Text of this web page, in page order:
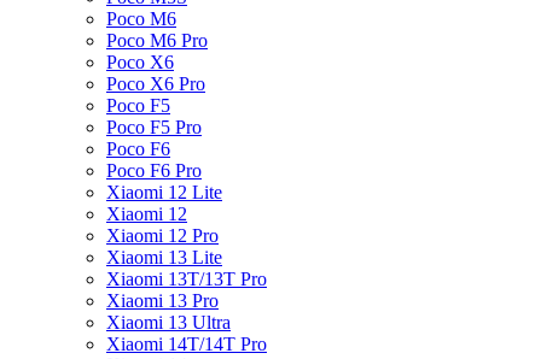
Poco M6
Poco M6 Pro
Poco X6
Poco X6 Pro
Poco F5
Poco F5 Pro
Poco F6
Poco F6 Pro
Xiaomi 12 Lite
Xiaomi 12
Xiaomi 12 Pro
Xiaomi 13 Lite
Xiaomi 13T/13T Pro
Xiaomi 13 Pro
Xiaomi 13 Ultra
Xiaomi 14T/14T Pro